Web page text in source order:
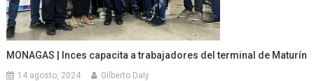
MONAGAS | Inces capacita a trabajadores del terminal de Maturín
14 agosto, 2024 Gilberto Daly